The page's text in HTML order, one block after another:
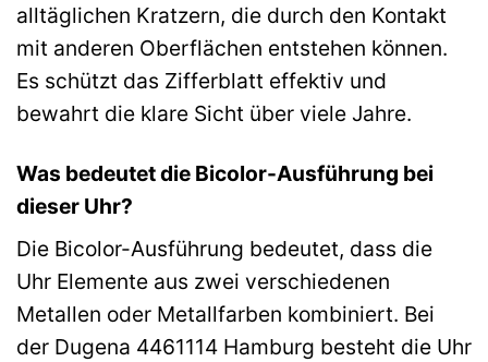
alltäglichen Kratzern, die durch den Kontakt
mit anderen Oberflächen entstehen können.
Es schützt das Zifferblatt effektiv und
bewahrt die klare Sicht über viele Jahre.
Was bedeutet die Bicolor-Ausführung bei
dieser Uhr?
Die Bicolor-Ausführung bedeutet, dass die
Uhr Elemente aus zwei verschiedenen
Metallen oder Metallfarben kombiniert. Bei
der Dugena 4461114 Hamburg besteht die Uhr